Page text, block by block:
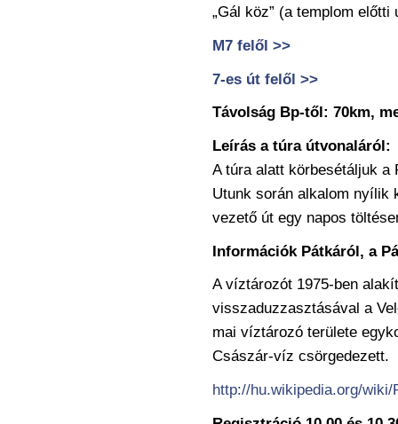
„Gál köz” (a templom előtti
M7 felől >>
7-es út felől >>
Távolság Bp-től: 70km,
Leírás a túra útvonaláról:
A túra alatt körbesétáljuk
Utunk során alkalom nyílik
vezető út egy napos
Információk Pátkáról, a
A víztározót 1975-ben
visszaduzzasztásával a
mai víztározó területe
Császár-víz csörgedezett.
http://hu.wikipedia.org/wiki/